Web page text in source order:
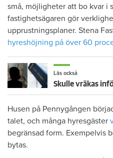
små, möjligheter att bo kvar i
fastighetsägaren gör
upprustningsplaner. Stena
hyreshöjning på över 60
Läs också
Husen på Pennygången
talet, och många hyresgäster
begränsad form. Exempelvis
bytas.